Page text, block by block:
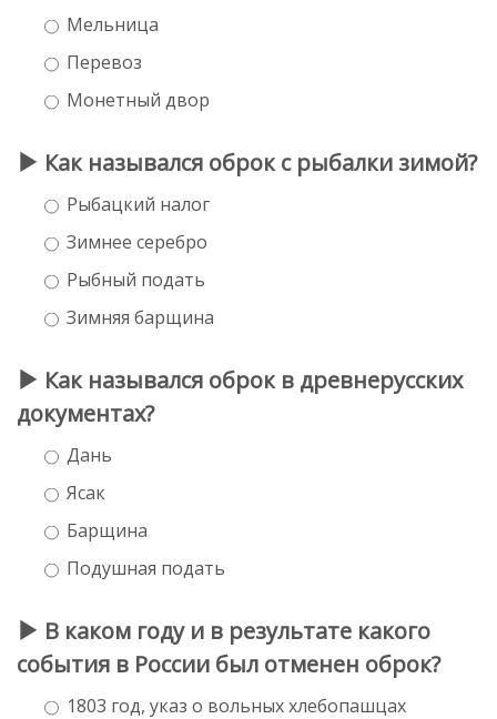
Мельница
Перевоз
Монетный двор
Как назывался оброк с рыбалки зимой?
Рыбацкий налог
Зимнее серебро
Рыбный подать
Зимняя барщина
Как назывался оброк в древнерусских
документах?
Дань
Ясак
Барщина
Подушная подать
В каком году и в результате какого
события в России был отменен оброк?
1803 год, указ о вольных хлебопашцах